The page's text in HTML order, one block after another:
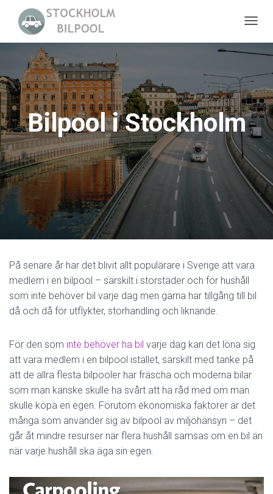
P
Å
/
A
V
A
V
G
Bilpool i Stockholm
På senare år har det blivit allt populärare i Sverige att vara
medlem i en bilpool – särskilt i storstäder och för hushåll
som inte behöver bil varje dag men gärna har tillgång till bil
då och då för utflykter, storhandling och liknande.
För den som inte behöver ha bil varje dag kan det löna sig
att vara medlem i en bilpool istället, särskilt med tanke på
att de allra flesta bilpooler har fräscha och moderna bilar
som man kanske skulle ha svårt att ha råd med om man
skulle köpa en egen. Förutom ekonomiska faktorer är det
många som använder sig av bilpool av miljöhänsyn – det
går åt mindre resurser när flera hushåll samsas om en bil än
när varje hushåll ska äga sin egen.